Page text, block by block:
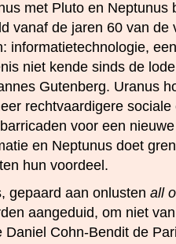
met Pluto en Neptunus
vanaf de jaren 60 van de
informatietechnologie,
niet kende sinds de
Gutenberg. Uranus
rechtvaardigere
voor een
en Neptunus doet
hun voordeel.
gepaard aan onlusten all
aangeduid, om niet
Daniel Cohn-Bendit de